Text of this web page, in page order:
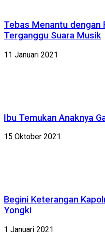
Tebas Menantu dengan
Terganggu Suara Musik
11 Januari 2021
Ibu Temukan Anaknya
15 Oktober 2021
Begini Keterangan
Yongki
1 Januari 2021